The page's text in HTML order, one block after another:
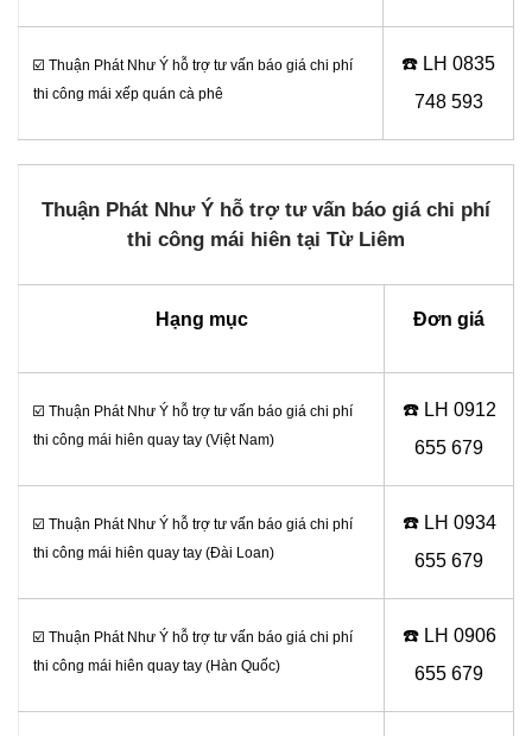
☑️ Thuận Phát Như Ý hỗ trợ tư vấn báo giá chi phí
thi công mái xếp quán cà phê
☎️ LH 0835
748 593
Thuận Phát Như Ý hỗ trợ tư vấn báo giá chi phí
thi công mái hiên tại Từ Liêm
Hạng mục Đơn giá
☑️ Thuận Phát Như Ý hỗ trợ tư vấn báo giá chi phí
thi công mái hiên quay tay (Việt Nam)
☎️ LH 0912
655 679
☑️ Thuận Phát Như Ý hỗ trợ tư vấn báo giá chi phí
thi công mái hiên quay tay (Đài Loan)
☎️ LH 0934
655 679
☑️ Thuận Phát Như Ý hỗ trợ tư vấn báo giá chi phí
thi công mái hiên quay tay (Hàn Quốc)
☎️ LH 0906
655 679